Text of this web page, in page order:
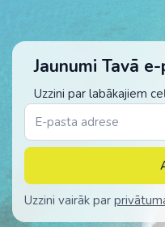
Jaunumi Tavā
Uzzini par labākajiem
Uzzini vairāk par